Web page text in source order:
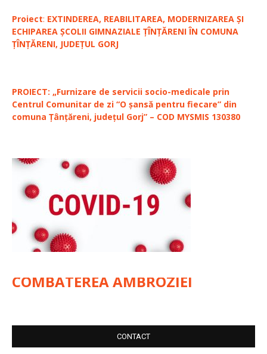
Proiect: EXTINDEREA, REABILITAREA, MODERNIZAREA ȘI
ECHIPAREA ȘCOLII GIMNAZIALE ȚÎNȚĂRENI ÎN COMUNA
ȚÎNȚĂRENI, JUDEȚUL GORJ
PROIECT: „Furnizare de servicii socio-medicale prin
Centrul Comunitar de zi “O șansă pentru fiecare” din
comuna Țânțăreni, județul Gorj” – COD MYSMIS 130380
COMBATEREA AMBROZIEI
CONTACT